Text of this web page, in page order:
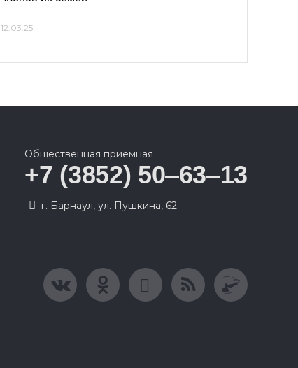
12.03.25
Общественная приемная
+7 (3852) 50‒63‒13
г. Барнаул, ул. Пушкина, 62